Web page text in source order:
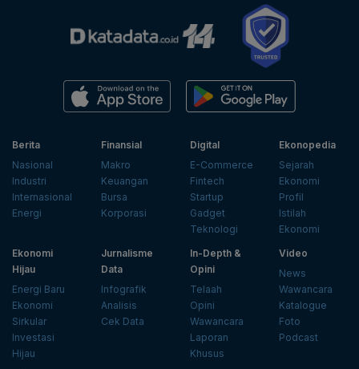
Berita
Nasional
Industri
Internasional
Energi
Finansial
Makro
Keuangan
Bursa
Korporasi
Digital
E-Commerce
Fintech
Startup
Gadget
Teknologi
Ekonopedia
Sejarah
Ekonomi
Profil
Istilah
Ekonomi
Ekonomi
Hijau
Energi Baru
Ekonomi
Sirkular
Investasi
Hijau
Jurnalisme
Data
Infografik
Analisis
Cek Data
In-Depth &
Opini
Telaah
Opini
Wawancara
Laporan
Khusus
Video
News
Wawancara
Katalogue
Foto
Podcast